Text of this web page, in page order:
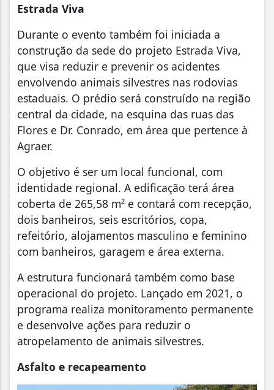
Estrada Viva
Durante o evento também foi iniciada a
construção da sede do projeto Estrada Viva,
que visa reduzir e prevenir os acidentes
envolvendo animais silvestres nas rodovias
estaduais. O prédio será construído na região
central da cidade, na esquina das ruas das
Flores e Dr. Conrado, em área que pertence à
Agraer.
O objetivo é ser um local funcional, com
identidade regional. A edificação terá área
coberta de 265,58 m² e contará com recepção,
dois banheiros, seis escritórios, copa,
refeitório, alojamentos masculino e feminino
com banheiros, garagem e área externa.
A estrutura funcionará também como base
operacional do projeto. Lançado em 2021, o
programa realiza monitoramento permanente
e desenvolve ações para reduzir o
atropelamento de animais silvestres.
Asfalto e recapeamento